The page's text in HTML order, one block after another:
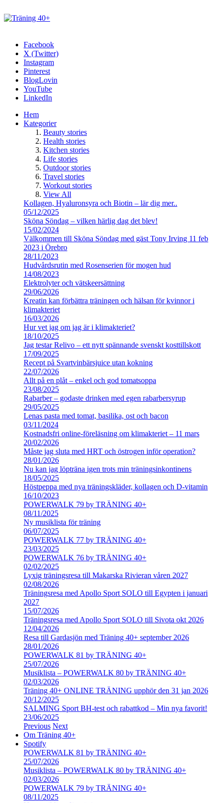
Facebook
X (Twitter)
Instagram
Pinterest
BlogLovin
YouTube
LinkedIn
Hem
Kategorier
Beauty stories
Health stories
Kitchen stories
Life stories
Outdoor stories
Travel stories
Workout stories
View All
Kollagen, Hyaluronsyra och Biotin – lär dig mer..
05/12/2025
Sköna Söndag – vilken härlig dag det blev!
15/02/2024
Välkommen till Sköna Söndag med gäst Tony Irving 11 feb
2023 i Örebro
28/11/2023
Hudvårdsrutin med Rosenserien för mogen hud
14/08/2023
Elektrolyter och vätskeersättning
29/06/2026
Kreatin kan förbättra träningen och hälsan för kvinnor i
klimakteriet
16/03/2026
Hur vet jag om jag är i klimakteriet?
18/10/2025
Jag testar Relivo – ett nytt spännande svenskt kosttillskott
17/09/2025
Recept på Svartvinbärsjuice utan kokning
22/07/2026
Allt på en plåt – enkel och god tomatsoppa
23/08/2025
Rabarber – godaste drinken med egen rabarbersyrup
29/05/2025
Lenas pasta med tomat, basilika, ost och bacon
03/11/2024
Kostnadsfri online-föreläsning om klimakteriet – 11 mars
20/02/2026
Måste jag sluta med HRT och östrogen inför operation?
28/01/2026
Nu kan jag löpträna igen trots min träningsinkontinens
18/05/2025
Höstpeppa med nya träningskläder, kollagen och D-vitamin
16/10/2023
POWERWALK 79 by TRÄNING 40+
08/11/2025
Ny musiklista för träning
06/07/2025
POWERWALK 77 by TRÄNING 40+
23/03/2025
POWERWALK 76 by TRÄNING 40+
02/02/2025
Lyxig träningsresa till Makarska Rivieran våren 2027
02/08/2026
Träningsresa med Apollo Sport SOLO till Egypten i januari
2027
15/07/2026
Träningsresa med Apollo Sport SOLO till Sivota okt 2026
12/04/2026
Resa till Gardasjön med Träning 40+ september 2026
28/01/2026
POWERWALK 81 by TRÄNING 40+
25/07/2026
Musiklista – POWERWALK 80 by TRÄNING 40+
02/03/2026
Träning 40+ ONLINE TRÄNING upphör den 31 jan 2026
20/12/2025
SALMING Sport BH-test och rabattkod – Min nya favorit!
23/06/2025
Previous Next
Om Träning 40+
Spotify
POWERWALK 81 by TRÄNING 40+
25/07/2026
Musiklista – POWERWALK 80 by TRÄNING 40+
02/03/2026
POWERWALK 79 by TRÄNING 40+
08/11/2025